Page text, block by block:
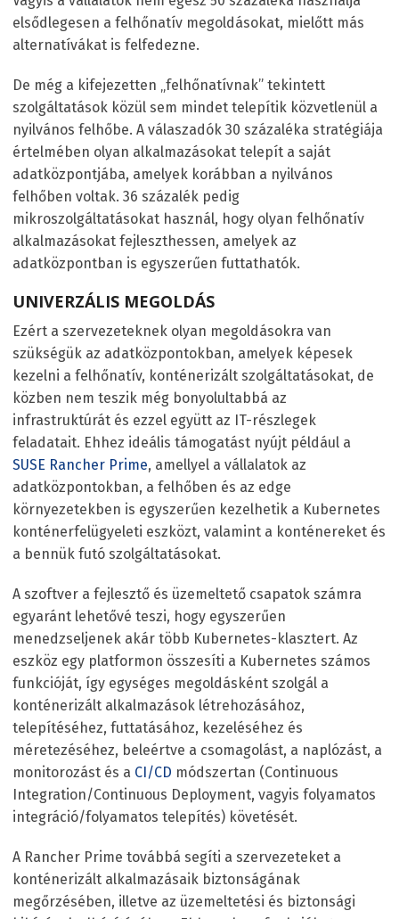
elsődlegesen a felhőnatív megoldásokat, mielőtt más
alternatívákat is felfedezne.
De még a kifejezetten „felhőnatívnak” tekintett
szolgáltatások közül sem mindet telepítik közvetlenül a
nyilvános felhőbe. A válaszadók 30 százaléka stratégiája
értelmében olyan alkalmazásokat telepít a saját
adatközpontjába, amelyek korábban a nyilvános
felhőben voltak. 36 százalék pedig
mikroszolgáltatásokat használ, hogy olyan felhőnatív
alkalmazásokat fejleszthessen, amelyek az
adatközpontban is egyszerűen futtathatók.
UNIVERZÁLIS MEGOLDÁS
Ezért a szervezeteknek olyan megoldásokra van
szükségük az adatközpontokban, amelyek képesek
kezelni a felhőnatív, konténerizált szolgáltatásokat, de
közben nem teszik még bonyolultabbá az
infrastruktúrát és ezzel együtt az IT-részlegek
feladatait. Ehhez ideális támogatást nyújt például a
SUSE Rancher Prime, amellyel a vállalatok az
adatközpontokban, a felhőben és az edge
környezetekben is egyszerűen kezelhetik a Kubernetes
konténerfelügyeleti eszközt, valamint a konténereket és
a bennük futó szolgáltatásokat.
A szoftver a fejlesztő és üzemeltető csapatok számra
egyaránt lehetővé teszi, hogy egyszerűen
menedzseljenek akár több Kubernetes-klasztert. Az
eszköz egy platformon összesíti a Kubernetes számos
funkcióját, így egységes megoldásként szolgál a
konténerizált alkalmazások létrehozásához,
telepítéséhez, futtatásához, kezeléséhez és
méretezéséhez, beleértve a csomagolást, a naplózást, a
monitorozást és a CI/CD módszertan (Continuous
Integration/Continuous Deployment, vagyis folyamatos
integráció/folyamatos telepítés) követését.
A Rancher Prime továbbá segíti a szervezeteket a
konténerizált alkalmazásaik biztonságának
megőrzésében, illetve az üzemeltetési és biztonsági